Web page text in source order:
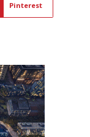
Pinterest